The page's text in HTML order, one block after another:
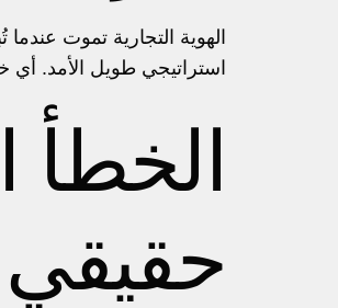
الهوية التجارية تموت
استراتيجي طويل الأمد.
حقيقي